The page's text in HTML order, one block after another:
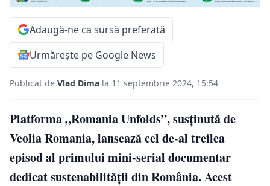
Adaugă-ne ca sursă preferată
Urmărește pe Google News
Publicat de Vlad Dima la 11 septembrie 2024, 15:54
Platforma „Romania Unfolds”, susținută de
Veolia Romania, lansează cel de-al treilea
episod al primului mini-serial documentar
dedicat sustenabilității din România. Acest